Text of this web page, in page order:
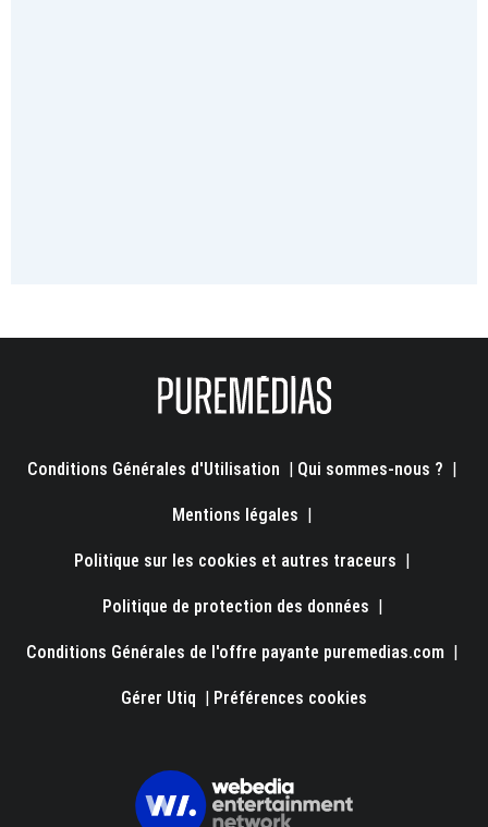
Conditions Générales d'Utilisation | Qui sommes-nous ? |
Mentions légales |
Politique sur les cookies et autres traceurs |
Politique de protection des données |
Conditions Générales de l'offre payante puremedias.com |
Gérer Utiq | Préférences cookies